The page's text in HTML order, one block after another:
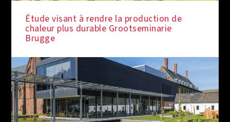
Étude visant à rendre la production de
chaleur plus durable Grootseminarie
Brugge